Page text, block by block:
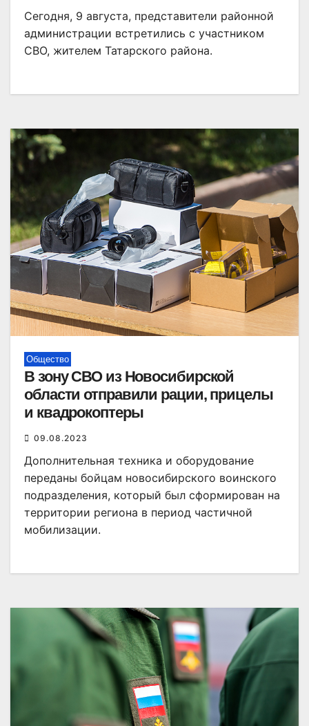
Сегодня, 9 августа, представители районной
администрации встретились с участником
СВО, жителем Татарского района.
Общество
В зону СВО из Новосибирской
области отправили рации, прицелы
и квадрокоптеры
09.08.2023
Дополнительная техника и оборудование
переданы бойцам новосибирского воинского
подразделения, который был сформирован на
территории региона в период частичной
мобилизации.